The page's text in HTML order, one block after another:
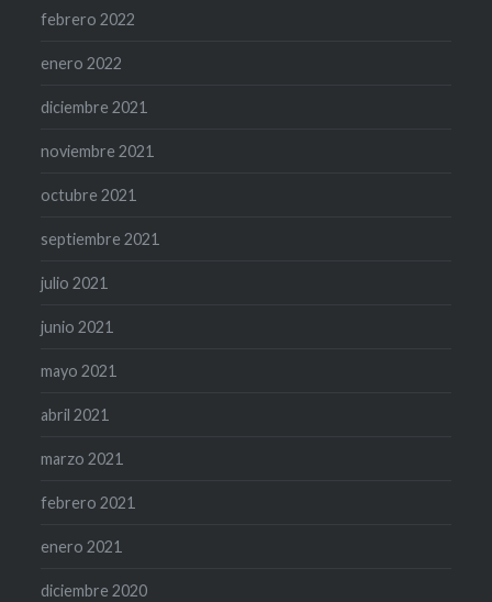
febrero 2022
enero 2022
diciembre 2021
noviembre 2021
octubre 2021
septiembre 2021
julio 2021
junio 2021
mayo 2021
abril 2021
marzo 2021
febrero 2021
enero 2021
diciembre 2020